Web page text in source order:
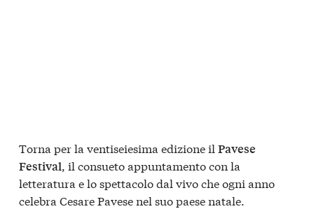
Torna per la ventiseiesima edizione il Pavese
Festival, il consueto appuntamento con la
letteratura e lo spettacolo dal vivo che ogni anno
celebra Cesare Pavese nel suo paese natale.